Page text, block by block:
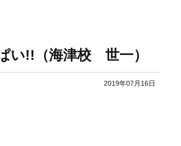
い!!（海津校 世一）
2019年07月16日